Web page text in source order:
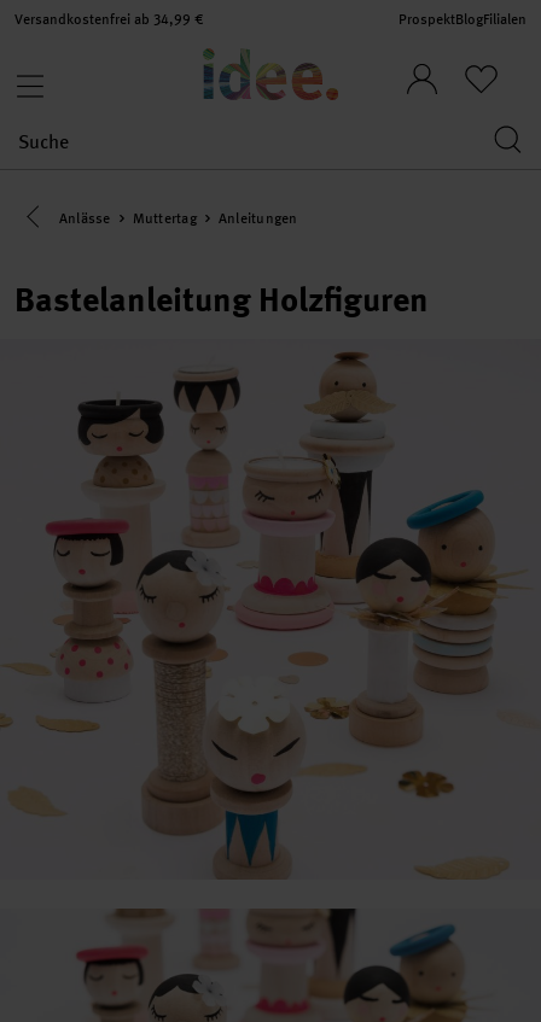
Versandkostenfrei ab 34,99 € ProspektBlogFilialen
Eine Kategorie zurück navigieren
Anlässe Muttertag Anleitungen
Bastelanleitung Holzfiguren